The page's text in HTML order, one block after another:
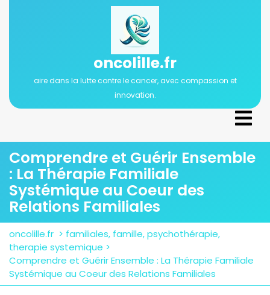
oncolille.fr
aire dans la lutte contre le cancer, avec compassion et
innovation.
Comprendre et Guérir Ensemble
: La Thérapie Familiale
Systémique au Coeur des
Relations Familiales
oncolille.fr > familiales, famille,psychothérapie,
therapie systemique >
Comprendre et Guérir Ensemble : La Thérapie Familiale
Systémique au Coeur des Relations Familiales